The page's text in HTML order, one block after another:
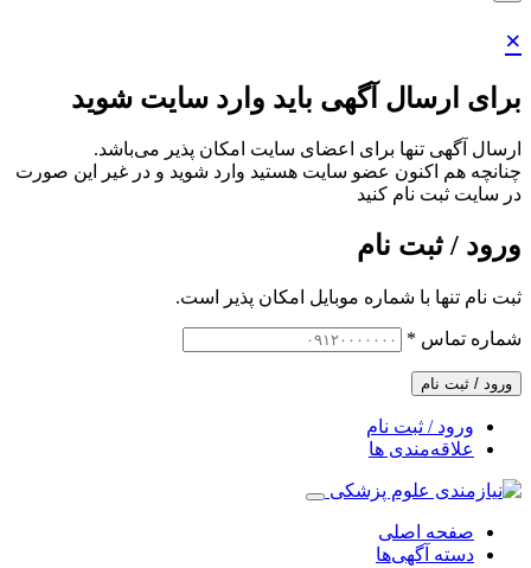
×
برای ارسال آگهی باید وارد سایت شوید
ارسال آگهی تنها برای اعضای سایت امکان پذیر می‌باشد.
چنانچه هم‌ اکنون عضو سایت هستید وارد شوید و در غیر این صورت
در سایت ثبت نام کنید
ورود / ثبت نام
ثبت نام تنها با شماره موبایل امکان پذیر است.
شماره تماس *
ورود / ثبت نام
ورود / ثبت نام
علاقه‌مندی ها
صفحه اصلی
دسته آگهی‌ها